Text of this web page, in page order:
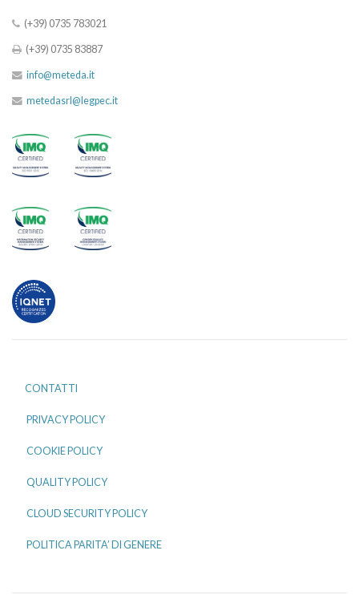
(+39) 0735 783021
(+39) 0735 83887
info@meteda.it
metedasrl@legpec.it
CONTATTI
PRIVACY POLICY
COOKIE POLICY
QUALITY POLICY
CLOUD SECURITY POLICY
POLITICA PARITA’ DI GENERE